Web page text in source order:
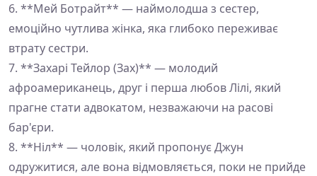
6. **Мей Ботрайт** — наймолодша з сестер,
емоційно чутлива жінка, яка глибоко переживає
втрату сестри.
7. **Захарі Тейлор (Зах)** — молодий
афроамериканець, друг і перша любов Лілі, який
прагне стати адвокатом, незважаючи на расові
бар'єри.
8. **Ніл** — чоловік, який пропонує Джун
одружитися, але вона відмовляється, поки не прийде